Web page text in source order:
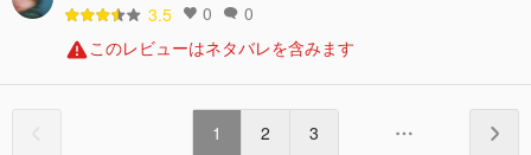
3.5 0 0
このレビューはネタバレを含みます
1 2 3